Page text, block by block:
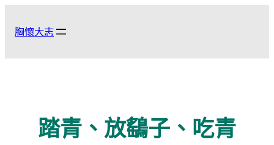
胸懷大志
踏青、放鷂子、吃青